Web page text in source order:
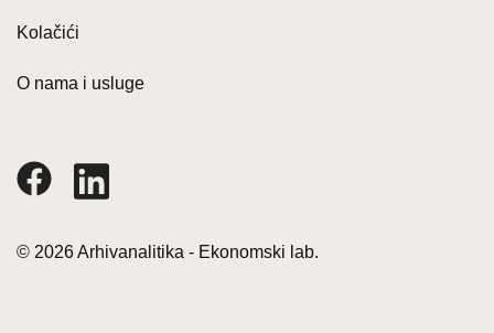
Kolačići
O nama i usluge
© 2026 Arhivanalitika - Ekonomski lab.